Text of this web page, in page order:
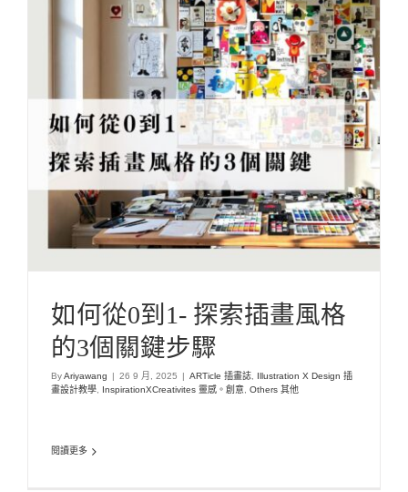
如何從0到1- 探索插畫風格的3個關鍵步驟
ARTicle 插畫誌 Illustration X Design 插畫設計教學
InspirationXCreativites 靈感。創意 Others 其他
如何從0到1- 探索插畫風格
的3個關鍵步驟
ByAriyawang | 26 9 月, 2025 | ARTicle 插畫誌
Illustration X Design 插
畫設計教學
InspirationXCreativites 靈感。創意 Others 其他
閱讀更多